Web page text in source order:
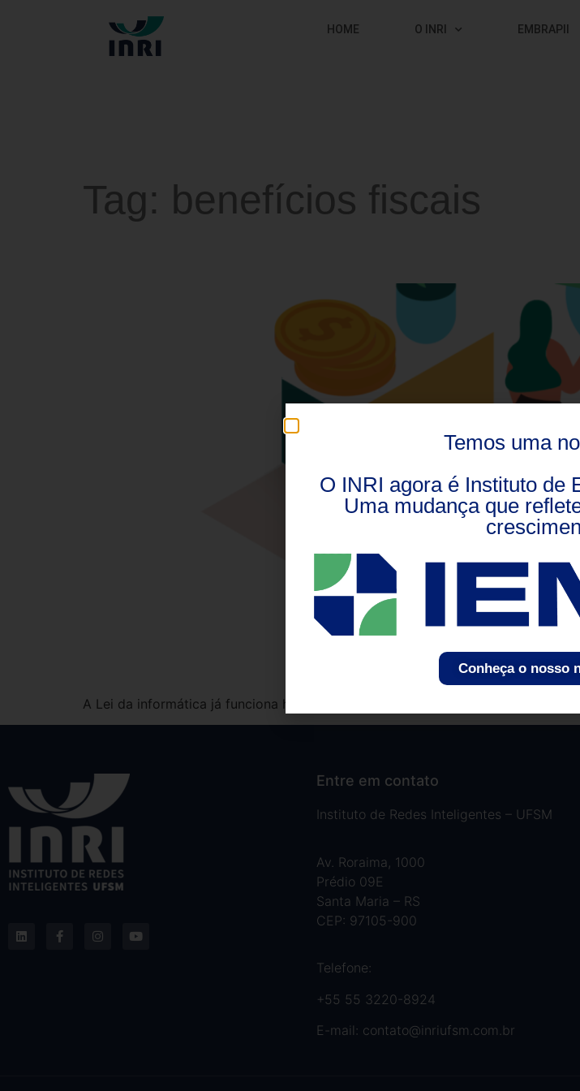
HOME O INRI EMBRAPII
Tag: benefícios fiscais
A Lei da informática já funciona há um bom tempo e passou até por
Entre em contato
Instituto de Redes Inteligentes – UFSM
Av. Roraima, 1000
Prédio 09E
Santa Maria – RS
CEP: 97105-900
Telefone:
+55 55 3220-8924
E-mail: contato@inriufsm.com.br
Temos uma
O INRI agora é Instituto de
Uma mudança que
Conheça o nosso